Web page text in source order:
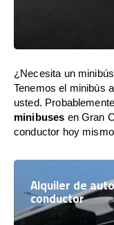
¿Necesita un
Tenemos el minibús
usted.
minibuses en Gran
conductor hoy
Alquiler de
conductor